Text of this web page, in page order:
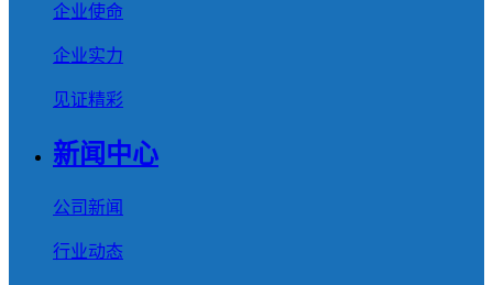
企业使命
企业实力
见证精彩
新闻中心
公司新闻
行业动态